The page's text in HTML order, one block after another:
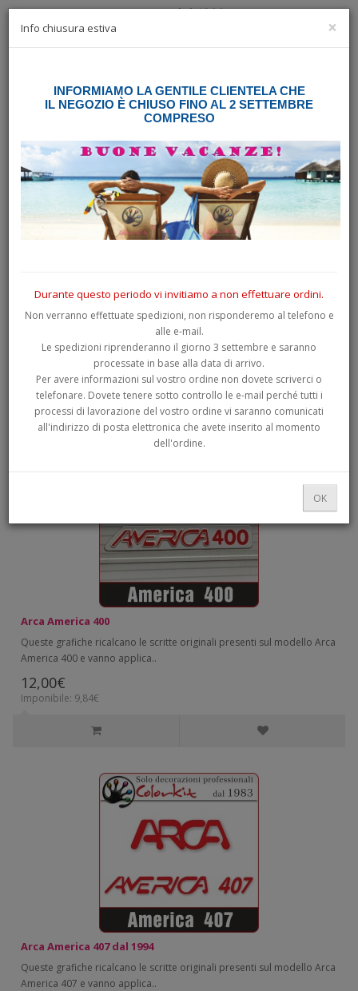
☰
Home Ricerca
Ricerca
Ricerca:
PRODOTTI CHE SODDISFANO I CRITERI
DI RICERCA
ordinamento: Mostra:
Arca America 400
Queste grafiche ricalcano le scritte originali presenti sul modello Arca
America 400 e vanno applica..
12,00€
Imponibile: 9,84€
Arca America 407 dal 1994
Queste grafiche ricalcano le scritte originali presenti sul modello Arca
America 407 e vanno applica..
×
Info chiusura estiva
INFORMIAMO LA GENTILE CLIENTELA CHE
IL NEGOZIO È CHIUSO FINO AL 2 SETTEMBRE
COMPRESO
Durante questo periodo vi invitiamo a non effettuare ordini.
Non verranno effettuate spedizioni, non risponderemo al telefono e
alle e-mail.
Le spedizioni riprenderanno il giorno 3 settembre e saranno
processate in base alla data di arrivo.
Per avere informazioni sul vostro ordine non dovete scriverci o
telefonare. Dovete tenere sotto controllo le e-mail perché tutti i
processi di lavorazione del vostro ordine vi saranno comunicati
all'indirizzo di posta elettronica che avete inserito al momento
dell'ordine.
OK